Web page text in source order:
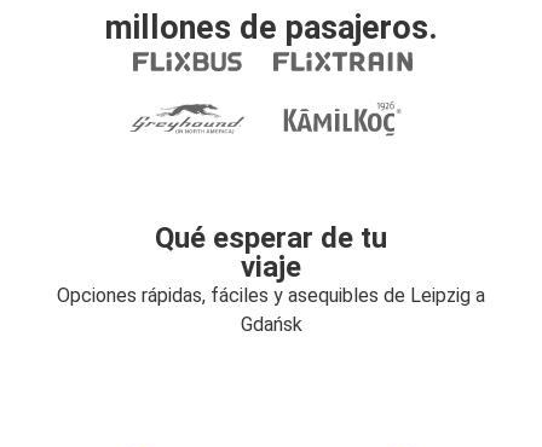
millones de pasajeros.
Qué esperar de tu
viaje
Opciones rápidas, fáciles y asequibles de Leipzig a
Gdańsk